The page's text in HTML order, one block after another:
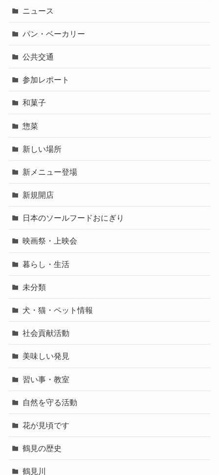
ニュース
パン・ベーカリー
公共交通
参加レポート
和菓子
惣菜
新しい場所
新メニュー登場
新規開店
日本のソールフードおにぎり
映画祭・上映会
暮らし・生活
未分類
犬・猫・ペット情報
社会貢献活動
美味しい発見
習い事・教室
自然を守る活動
花が見頃です
鶴見の歴史
鶴見川